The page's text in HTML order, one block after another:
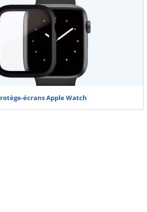
écrans Apple Watch